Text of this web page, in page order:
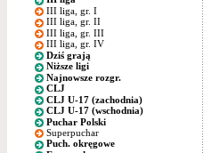
III liga, gr. I
III liga, gr. II
III liga, gr. III
III liga, gr. IV
Dziś grają
Niższe ligi
Najnowsze rozgr.
CLJ
CLJ U-17 (zachodnia)
CLJ U-17 (wschodnia)
Puchar Polski
Superpuchar
Puch. okręgowe